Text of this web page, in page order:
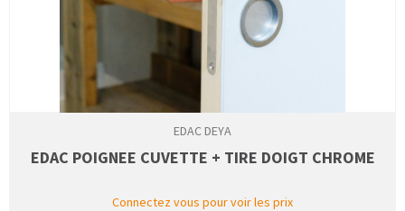
EDAC DEYA
EDAC POIGNEE CUVETTE + TIRE DOIGT CHROME
Connectez vous pour voir les prix